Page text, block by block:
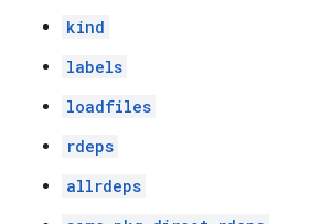
kind
labels
loadfiles
rdeps
allrdeps